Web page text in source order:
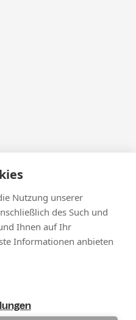
Nutzung unserer
des Such und
Ihnen auf Ihr
Informationen anbieten